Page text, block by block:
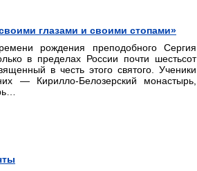
глазами и своими стопами»
рождения преподобного Сергия
в пределах России почти шестьсот
в честь этого святого. Ученики
— Кирилло-Белозерский монастырь,